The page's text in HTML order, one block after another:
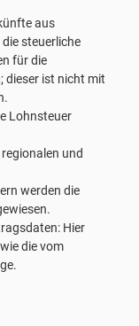
aus
steuerliche
für die
dieser ist nicht mit
Lohnsteuer
und
werden die
Hier
die vom